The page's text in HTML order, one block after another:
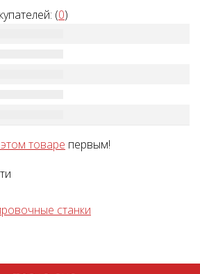
(0)
товаре первым!
станки